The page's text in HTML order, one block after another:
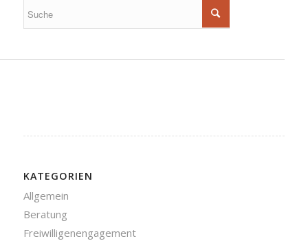
KATEGORIEN
Allgemein
Beratung
Freiwilligenengagement